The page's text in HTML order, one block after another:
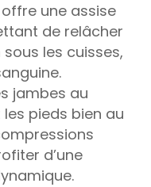
une assise
de relâcher
les cuisses,
jambes au
pieds bien au
d’une